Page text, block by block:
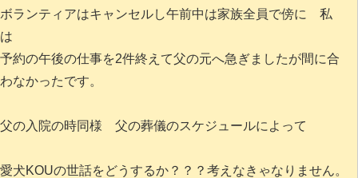
ボランティアはキャンセルし午前中は家族全員で傍に 私
は
予約の午後の仕事を2件終えて父の元へ急ぎましたが間に合
わなかったです。
父の入院の時同様 父の葬儀のスケジュールによって
愛犬KOUの世話をどうするか？？？考えなきゃなりません。